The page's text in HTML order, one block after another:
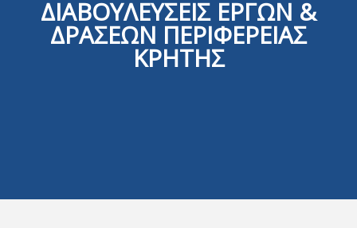
ΔΙΑΒΟΥΛΕΥΣΕΙΣ ΕΡΓΩΝ &
ΔΡΑΣΕΩΝ ΠΕΡΙΦΕΡΕΙΑΣ
ΚΡΗΤΗΣ